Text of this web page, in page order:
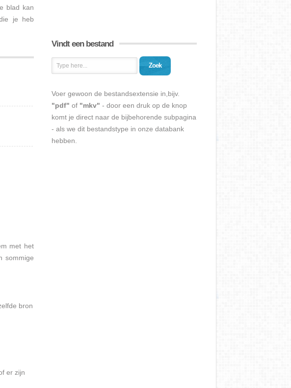
blad kan
je heb
met het
sommige
bron
er zijn
Vindt een bestand
Zoek
Voer gewoon de bestandsextensie in,bijv.
"pdf" of "mkv" - door een druk op de knop
komt je direct naar de bijbehorende subpagina
- als we dit bestandstype in onze databank
hebben.